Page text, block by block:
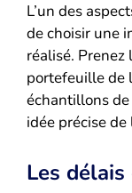
L’un des
de choisir une
réalisé.
portefeuille de
échantillons
idée précise
Les